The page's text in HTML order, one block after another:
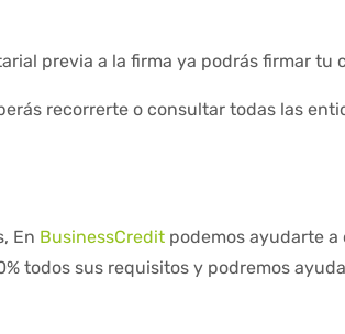
previa a la firma ya podrás firmar tu
recorrerte o consultar todas las
En BusinessCredit podemos ayudarte
todos sus requisitos y podremos